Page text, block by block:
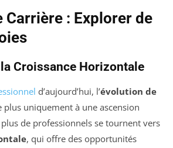
Carrière : Explorer de
Croissance Horizontale
d’aujourd’hui, l’évolution de
plus uniquement à une ascension
de professionnels se tournent vers
, qui offre des opportunités